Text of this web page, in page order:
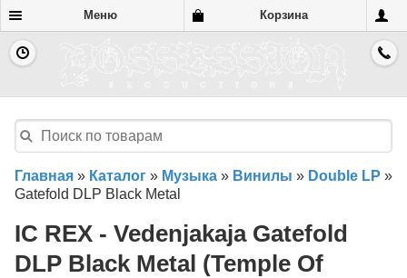
Меню Корзина
Главная » Каталог » Музыка » Винилы » Double LP »
Gatefold DLP Black Metal
IC REX - Vedenjakaja Gatefold
DLP Black Metal (Temple Of